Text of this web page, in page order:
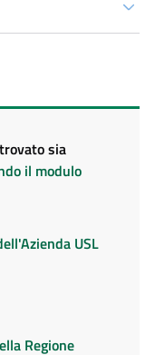
sia
il modulo
USL
Regione